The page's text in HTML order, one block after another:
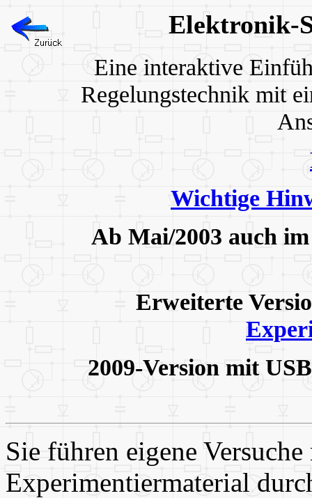
Elektronik-
Eine interaktive
Regelungstechnik mit
Wichtige
Ab Mai/2003 auch
Erweiterte
2009-Version mit
Sie führen eigene
Experimentiermaterial